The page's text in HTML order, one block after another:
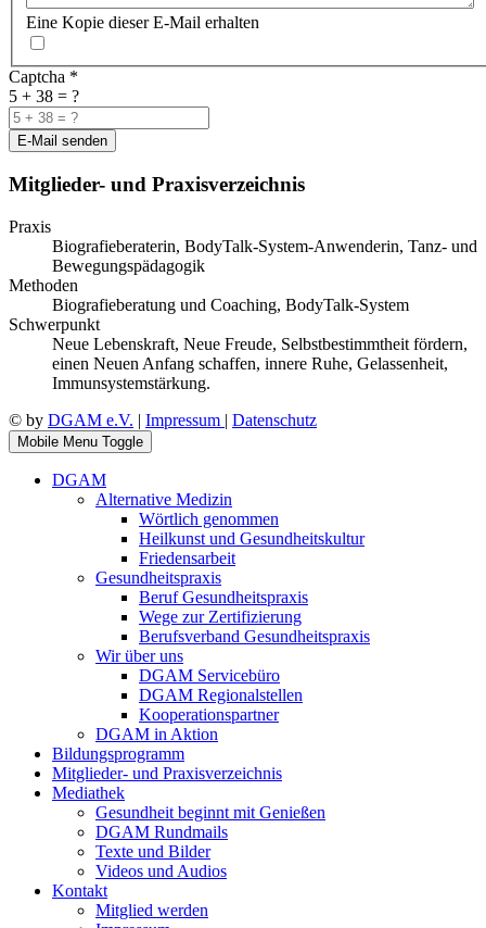
Eine Kopie dieser E-Mail erhalten
Captcha *
5 + 38 = ?
E-Mail senden
Mitglieder- und Praxisverzeichnis
Praxis
Biografieberaterin, BodyTalk-System-Anwenderin, Tanz- und
Bewegungspädagogik
Methoden
Biografieberatung und Coaching, BodyTalk-System
Schwerpunkt
Neue Lebenskraft, Neue Freude, Selbstbestimmtheit fördern,
einen Neuen Anfang schaffen, innere Ruhe, Gelassenheit,
Immunsystemstärkung.
© by DGAM e.V. | Impressum | Datenschutz
Mobile Menu Toggle
DGAM
Alternative Medizin
Wörtlich genommen
Heilkunst und Gesundheitskultur
Friedensarbeit
Gesundheitspraxis
Beruf Gesundheitspraxis
Wege zur Zertifizierung
Berufsverband Gesundheitspraxis
Wir über uns
DGAM Servicebüro
DGAM Regionalstellen
Kooperationspartner
DGAM in Aktion
Bildungsprogramm
Mitglieder- und Praxisverzeichnis
Mediathek
Gesundheit beginnt mit Genießen
DGAM Rundmails
Texte und Bilder
Videos und Audios
Kontakt
Mitglied werden